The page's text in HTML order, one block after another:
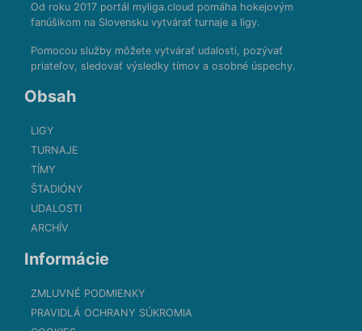
Od roku 2017 portál myliga.cloud pomáha hokejovým
fanúšikom na Slovensku vytvárať turnaje a ligy.
Pomocou služby môžete vytvárať udalosti, pozývať
priateľov, sledovať výsledky tímov a osobné úspechy.
Obsah
LIGY
TURNAJE
TÍMY
ŠTADIÓNY
UDALOSTI
ARCHÍV
Informácie
ZMLUVNÉ PODMIENKY
PRAVIDLÁ OCHRANY SÚKROMIA